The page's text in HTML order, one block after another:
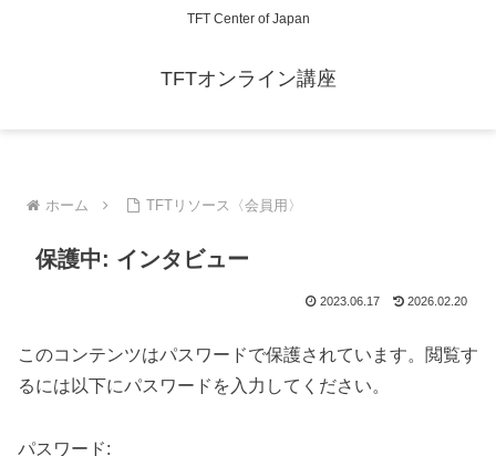
TFT Center of Japan
TFTオンライン講座
ホーム TFTリソース〈会員用〉
保護中: インタビュー
2023.06.17 2026.02.20
このコンテンツはパスワードで保護されています。閲覧す
るには以下にパスワードを入力してください。
パスワード: